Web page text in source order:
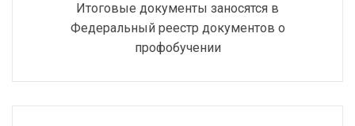
Итоговые документы заносятся в
Федеральный реестр документов о
профобучении